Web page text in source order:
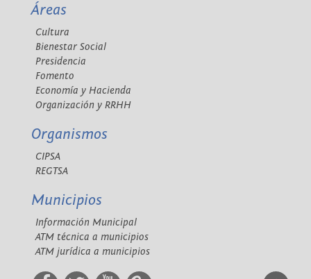
Áreas
Cultura
Bienestar Social
Presidencia
Fomento
Economía y Hacienda
Organización y RRHH
Organismos
CIPSA
REGTSA
Municipios
Información Municipal
ATM técnica a municipios
ATM jurídica a municipios